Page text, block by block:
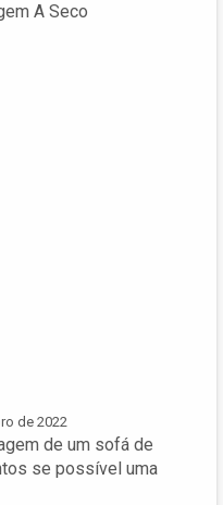
A Seco
de 2022
de um sofá de
se possível uma